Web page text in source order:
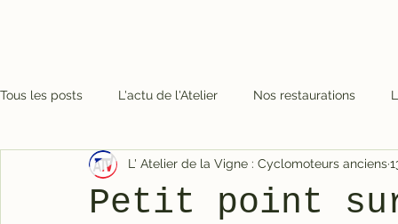
Tous les posts L'actu de l'Atelier Nos restaurations
Petit point
L' Atelier de la Vigne : Cyclomoteurs anciens